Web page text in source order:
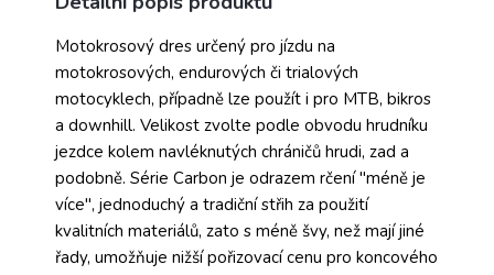
Motokrosový dres určený pro jízdu na
motokrosových, endurových či trialových
motocyklech, případně lze použít i pro MTB, bikros
a downhill. Velikost zvolte podle obvodu hrudníku
jezdce kolem navléknutých chráničů hrudi, zad a
podobně. Série Carbon je odrazem rčení "méně je
více", jednoduchý a tradiční střih za použití
kvalitních materiálů, zato s méně švy, než mají jiné
řady, umožňuje nižší pořizovací cenu pro koncového